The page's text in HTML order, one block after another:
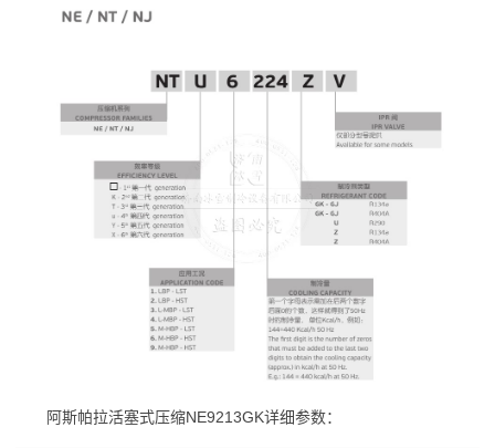
阿斯帕拉活塞式压缩NE9213GK详细参数：